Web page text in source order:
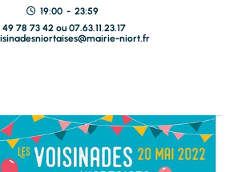
19:00 - 23:59
78 73 42 ou 07.63.11.23.17
niort.fr